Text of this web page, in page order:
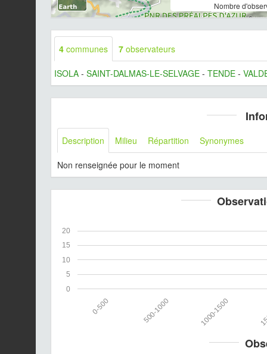
Nombre
4 communes 7 observateurs
ISOLA - SAINT-DALMAS-LE-SELVAGE - TENDE -
Description Milieu Répartition Synonymes
Non renseignée pour le moment
0
5
10
15
20
1000-1500
500-1000
0-500